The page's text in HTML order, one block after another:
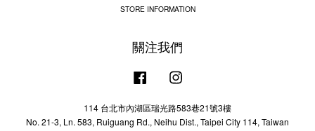
STORE INFORMATION
關注我們
Facebook
114 台北市內湖區瑞光路583巷21號3樓
No. 21-3, Ln. 583, Ruiguang Rd., Neihu Dist., Taipei City 114, Taiwan